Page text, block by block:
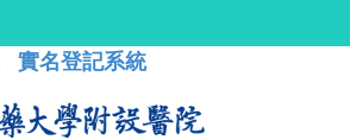
實名登記系統